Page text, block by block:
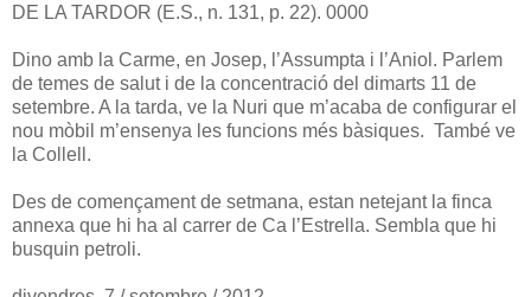
DE LA TARDOR (E.S., n. 131, p. 22). 0000
Dino amb la Carme, en Josep, l’Assumpta i l’Aniol. Parlem
de temes de salut i de la concentració del dimarts 11 de
setembre. A la tarda, ve la Nuri que m’acaba de configurar el
nou mòbil m’ensenya les funcions més bàsiques. També ve
la Collell.
Des de començament de setmana, estan netejant la finca
annexa que hi ha al carrer de Ca l’Estrella. Sembla que hi
busquin petroli.